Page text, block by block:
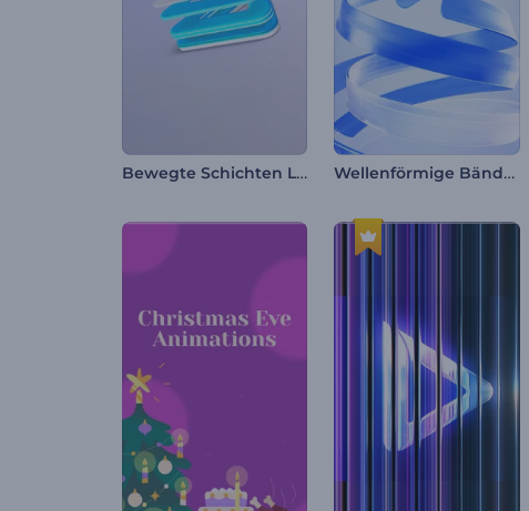
Bewegte Schichten Logo-Reveal Wellenförmige Bänder Logoanimation